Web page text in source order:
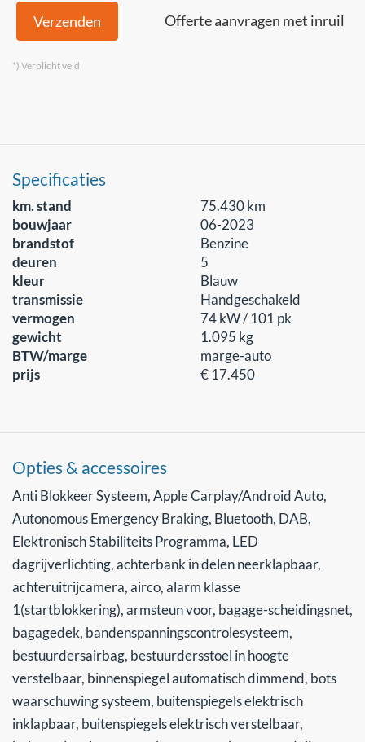
Offerte aanvragen met inruil
Verzenden
*) Verplicht veld
Specificaties
km. stand
75.430 km
bouwjaar
06-2023
brandstof
Benzine
deuren
5
kleur
Blauw
transmissie
Handgeschakeld
vermogen
74 kW / 101 pk
gewicht
1.095 kg
BTW/marge
marge-auto
prijs
€ 17.450
Opties & accessoires
Anti Blokkeer Systeem, Apple Carplay/Android Auto,
Autonomous Emergency Braking, Bluetooth, DAB,
Elektronisch Stabiliteits Programma, LED
dagrijverlichting, achterbank in delen neerklapbaar,
achteruitrijcamera, airco, alarm klasse
1(startblokkering), armsteun voor, bagage-scheidingsnet,
bagagedek, bandenspanningscontrolesysteem,
bestuurdersairbag, bestuurdersstoel in hoogte
verstelbaar, binnenspiegel automatisch dimmend, bots
waarschuwing systeem, buitenspiegels elektrisch
inklapbaar, buitenspiegels elektrisch verstelbaar,